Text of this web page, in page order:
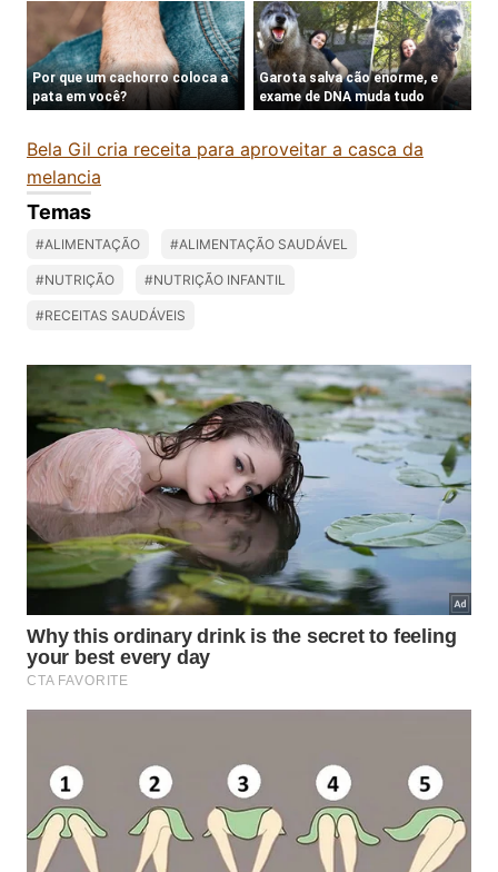
Bela Gil cria receita para aproveitar a casca da
melancia
Temas
#ALIMENTAÇÃO #ALIMENTAÇÃO SAUDÁVEL
#NUTRIÇÃO #NUTRIÇÃO INFANTIL
#RECEITAS SAUDÁVEIS